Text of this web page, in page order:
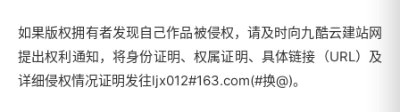
如果版权拥有者发现自己作品被侵权，请及时向九酷云建站网
提出权利通知，将身份证明、权属证明、具体链接（URL）及
详细侵权情况证明发往ljx012#163.com(#换@)。